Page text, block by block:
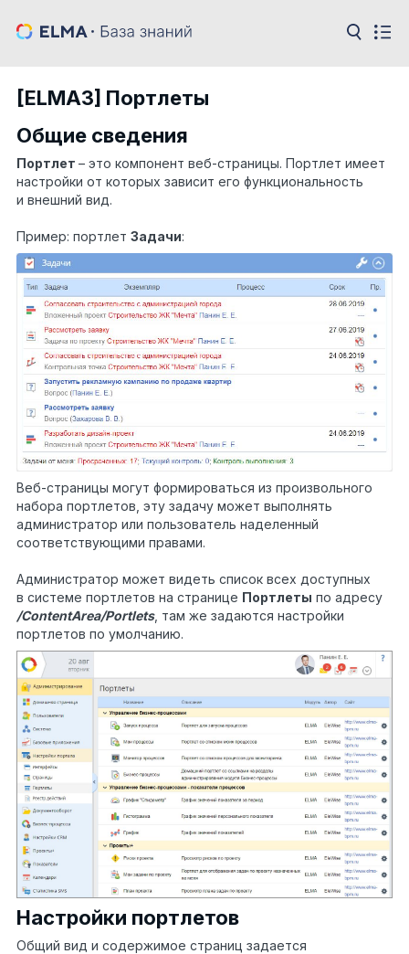
[ELMA3] Портлеты
Общие сведения
Портлет – это компонент веб-страницы. Портлет имеет
настройки от которых зависит его функциональность
и внешний вид.
Пример: портлет Задачи:
Веб-страницы могут формироваться из произвольного
набора портлетов, эту задачу может выполнять
администратор или пользователь наделенный
соответствующими правами.
Администратор может видеть список всех доступных
в системе портлетов на странице Портлеты по адресу
/ContentArea/Portlets, там же задаются настройки
портлетов по умолчанию.
Настройки портлетов
Общий вид и содержимое страниц задается